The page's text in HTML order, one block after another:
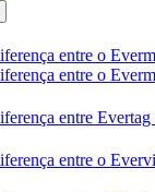
entre o
entre o
entre
entre o